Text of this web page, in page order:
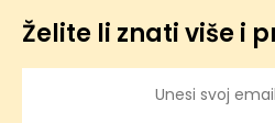
Želite li znati više i